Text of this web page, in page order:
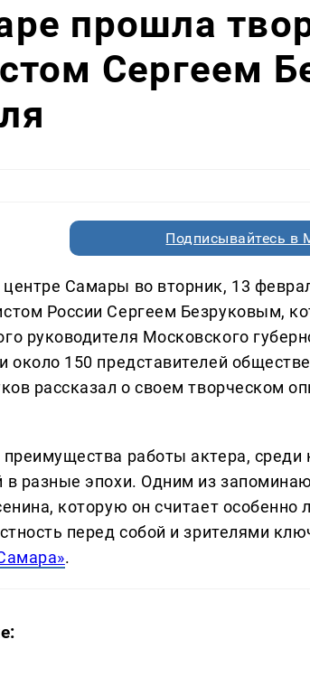
прошла
Сергеем
Подписывайтесь в
Самары во вторник, 13
России Сергеем Безруковым,
руководителя Московского
около 150 представителей
рассказал о своем творческом
преимущества работы актера,
в разные эпохи. Одним из
которую он считает
перед собой и зрителями
.